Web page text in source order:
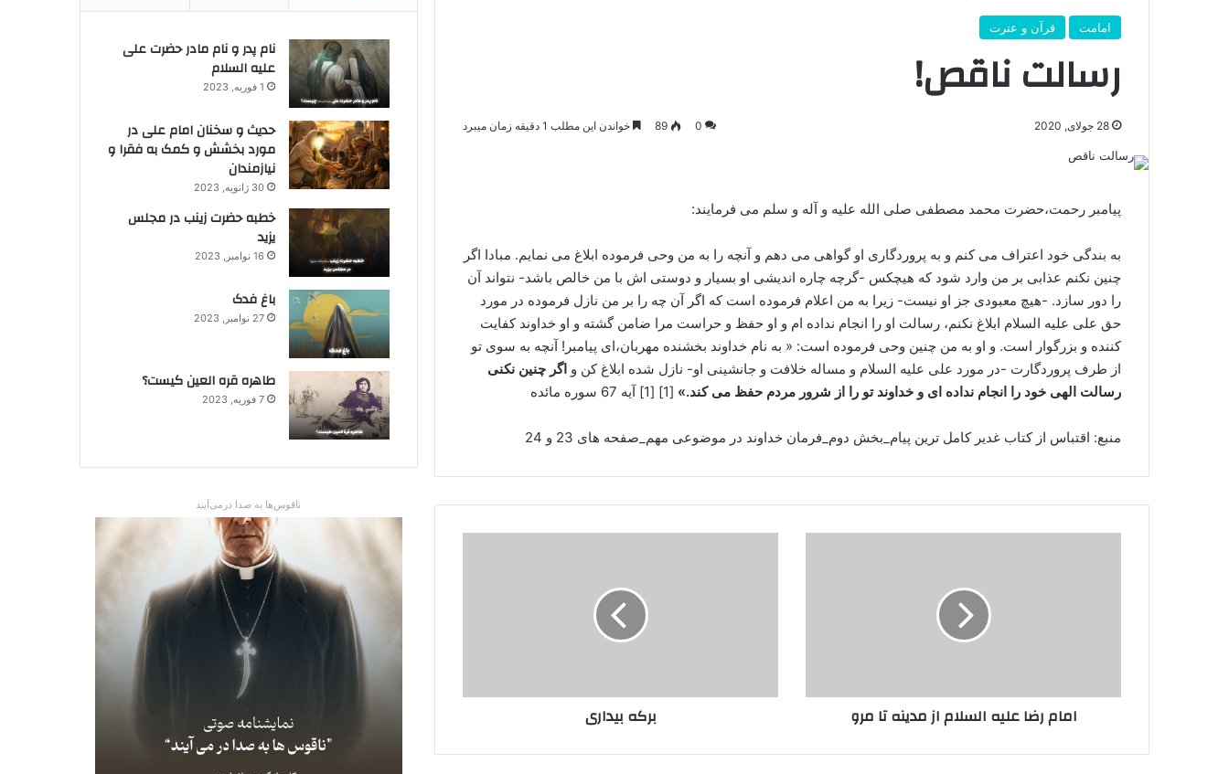
امامت قرآن و عترت
رسالت ناقص!
28 جولای, 2020 0
89 خواندن این مطلب 1 دقیقه زمان میبرد
پیامبر رحمت،حضرت محمد مصطفی صلی الله علیه و آله و سلم می فرمایند:
به بندگی خود اعتراف می کنم و به پروردگاری او گواهی می دهم و آنچه را به من وحی فرموده ابلاغ می نمایم. مبادا اگر
چنین نکنم عذابی بر من وارد شود که هیچکس -گرچه چاره اندیشی او بسیار و دوستی اش با من خالص باشد- نتواند آن
را دور سازد. -هیچ معبودی جز او نیست- زیرا به من اعلام فرموده است که اگر آن چه را بر من نازل فرموده در مورد
حق علی علیه السلام ابلاغ نکنم، رسالت او را انجام نداده ام و او حفظ و حراست مرا ضامن گشته و او خداوند کفایت
کننده و بزرگوار است. و او به من چنین وحی فرموده است: « به نام خداوند بخشنده مهربان،ای پیامبر! آنچه به سوی تو
از طرف پروردگارت -در مورد علی علیه السلام و مساله خلافت و جانشینی او- نازل شده ابلاغ کن و اگر چنین نکنی
رسالت الهی خود را انجام نداده ای و خداوند تو را از شرور مردم حفظ می کند.» [1] [1] آیه 67 سوره مائده
منبع: اقتباس از کتاب غدیر کامل ترین پیام_بخش دوم_فرمان خداوند در موضوعی مهم_صفحه های 23 و 24
امام رضا علیه السلام از مدینه تا مرو برکه بیداری
نام پدر و نام مادر حضرت علی
علیه السلام
1 فوریه, 2023
حدیث و سخنان امام علی در
مورد بخشش و کمک به فقرا و
نیازمندان
30 ژانویه, 2023
خطبه حضرت زینب در مجلس
یزید
16 نوامبر, 2023
باغ فدک
27 نوامبر, 2023
طاهره قره العین کیست؟
7 فوریه, 2023
ناقوس‌ها به صدا در‌می‌آیند